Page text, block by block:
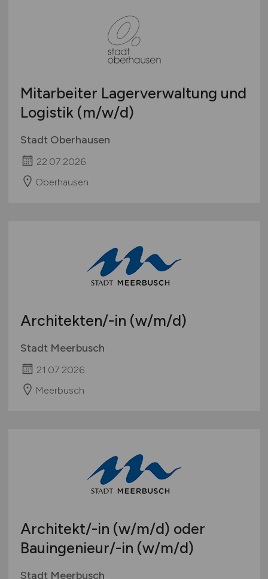
Mitarbeiter Lagerverwaltung und
Logistik (m/w/d)
Stadt Oberhausen
22.07.2026
Oberhausen
Architekten/-in (w/m/d)
Stadt Meerbusch
21.07.2026
Meerbusch
Architekt/-in (w/m/d) oder
Bauingenieur/-in (w/m/d)
Stadt Meerbusch